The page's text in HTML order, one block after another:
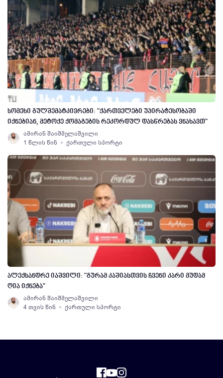
სომეხი გულშემატკივრები: "ქართველები უპირატესობაში
იქნებიან, მეტოქე ქომაგების რეკორდულ დასწრებას ვნახავთ"
ამირან შაიშმელაშვილი
1 წლის წინ
ქართული სპორტი
ალექსანდრე იაშვილი: "გურამ კაშიასთვის ჩვენი კარი მუდამ
ღია იქნება"
ამირან შაიშმელაშვილი
4 თვის წინ
ქართული სპორტი